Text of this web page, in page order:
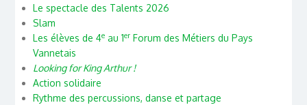
Le spectacle des Talents 2026
Slam
Les élèves de 4eau 1erForum des Métiers du Pays
Vannetais
Looking for King Arthur !
Action solidaire
Rythme des percussions, danse et partage